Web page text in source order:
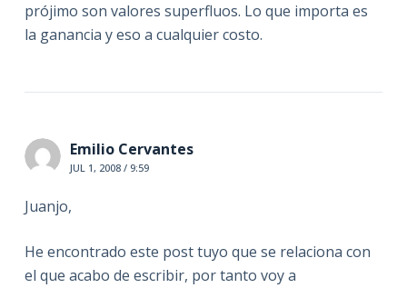
prójimo son valores superfluos. Lo que importa es
la ganancia y eso a cualquier costo.
Emilio Cervantes
JUL 1, 2008 / 9:59
Juanjo,
He encontrado este post tuyo que se relaciona con
el que acabo de escribir, por tanto voy a